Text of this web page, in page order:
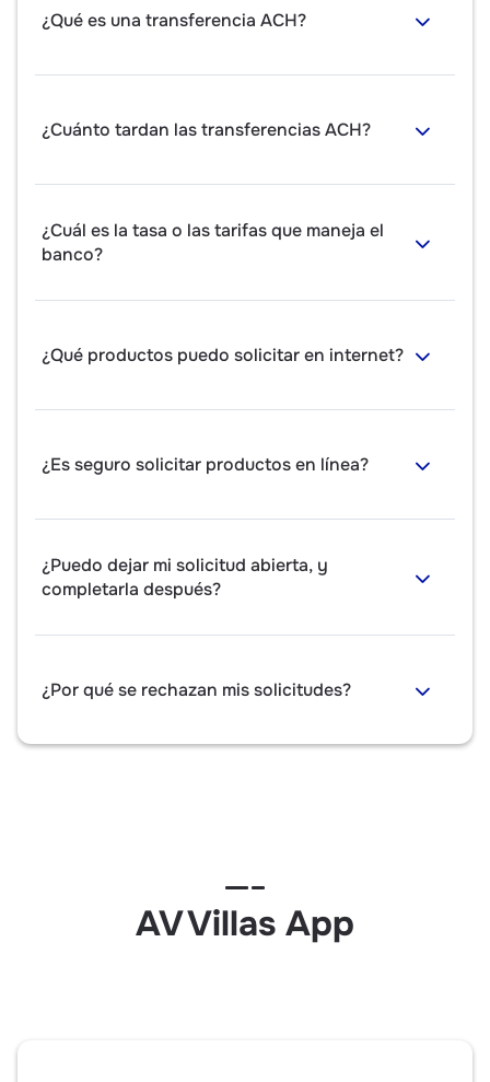
¿Qué es una transferencia ACH?
¿Cuánto tardan las transferencias ACH?
¿Cuál es la tasa o las tarifas que maneja el
banco?
¿Qué productos puedo solicitar en internet?
¿Es seguro solicitar productos en línea?
¿Puedo dejar mi solicitud abierta, y
completarla después?
¿Por qué se rechazan mis solicitudes?
AV Villas App